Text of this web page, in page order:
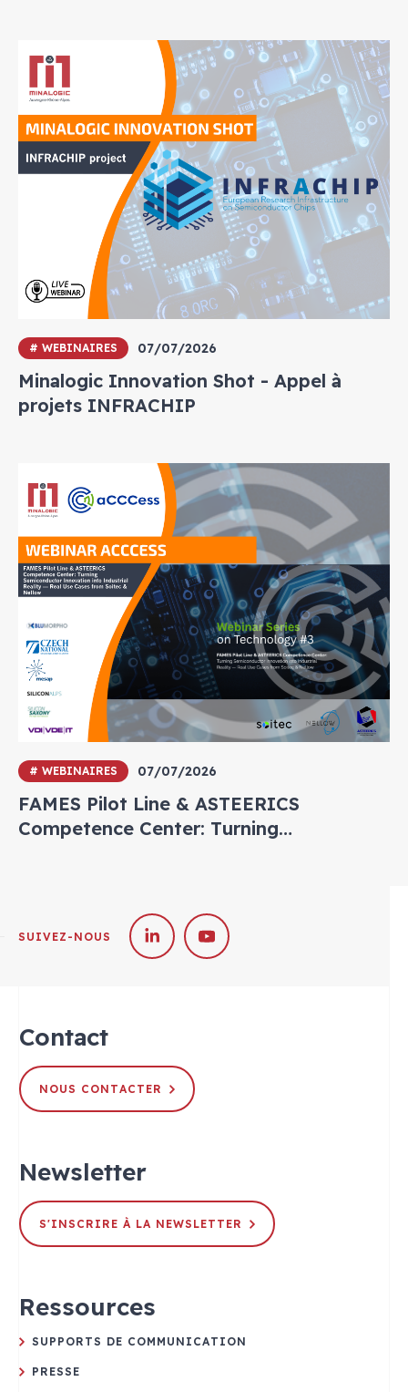
# WEBINAIRES 07/07/2026
Minalogic Innovation Shot - Appel à
projets INFRACHIP
# WEBINAIRES 07/07/2026
FAMES Pilot Line & ASTEERICS
Competence Center: Turning
SUIVEZ-NOUS
Contact
NOUS CONTACTER
Newsletter
S'INSCRIRE À LA NEWSLETTER
Ressources
SUPPORTS DE COMMUNICATION
PRESSE